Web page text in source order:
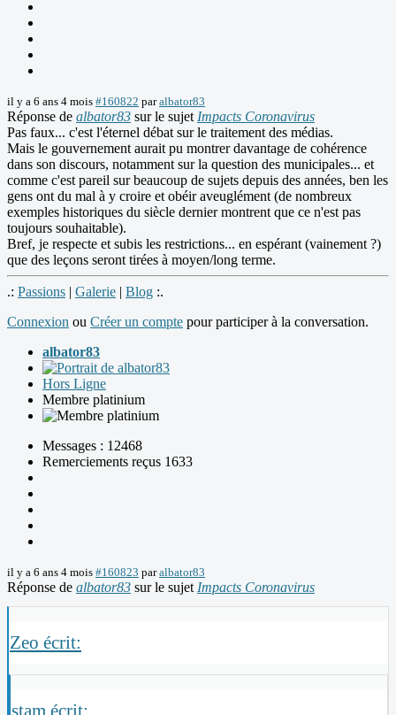
il y a 6 ans 4 mois #160822 paralbator83
Réponse de albator83 sur le sujet Impacts Coronavirus
Pas faux... c'est l'éternel débat sur le traitement des médias.
Mais le gouvernement aurait pu montrer davantage de cohérence
dans son discours, notamment sur la question des municipales... et
comme c'est pareil sur beaucoup de sujets depuis des années, ben les
gens ont du mal à y croire et obéir aveuglément (de nombreux
exemples historiques du siècle dernier montrent que ce n'est pas
toujours souhaitable).
Bref, je respecte et subis les restrictions... en espérant (vainement ?)
que des leçons seront tirées à moyen/long terme.
.: Passions | Galerie | Blog :.
Connexion ou Créer un compte pour participer à la conversation.
albator83
Hors Ligne
Membre platinium
Messages : 12468
Remerciements reçus 1633
il y a 6 ans 4 mois #160823 paralbator83
Réponse de albator83 sur le sujet Impacts Coronavirus
Zeo écrit:
stam écrit: